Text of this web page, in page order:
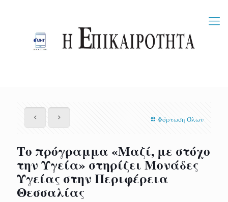
Φόρτωση Όλων
Το πρόγραμμα «Μαζί, με στόχο
την Υγεία» στηρίζει Μονάδες
Υγείας στην Περιφέρεια
Θεσσαλίας